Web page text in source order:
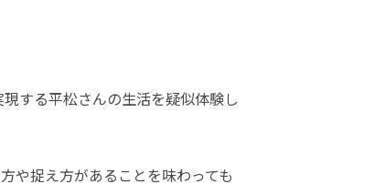
する平松さんの生活を疑似体験し
や捉え方があることを味わっても